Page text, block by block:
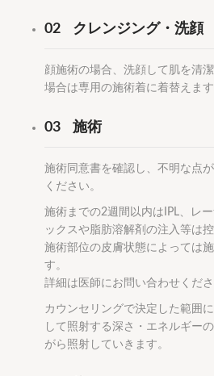
02 クレンジング・洗顔
顔施術の場合、洗顔して肌を清
場合は専用の施術着に着替えます
03 施術
施術同意書を確認し、不明な点
ください。
施術までの2週間以内はIPL、レ
ックスや脂肪溶解剤の注入等は
施術部位の皮膚状態によっては
す。
詳細は医師にお問い合わせくださ
カウンセリングで決定した範囲
して照射する深さ・エネルギー
がら照射していきます。